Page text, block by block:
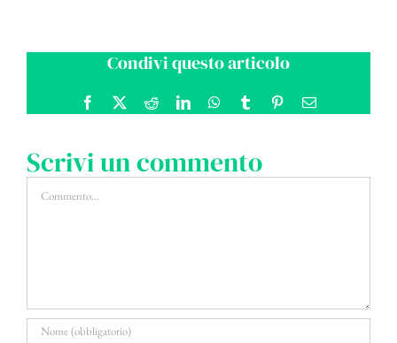
Condivi questo articolo
Facebook RedditLinkedInWhatsApp
Tumblr PinterestEmail
Scrivi un commento
Commento